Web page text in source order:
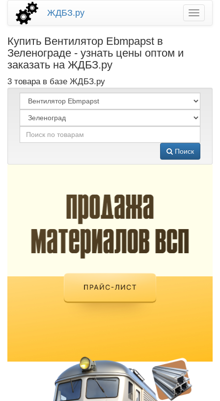
ЖДБЗ.ру
Купить Вентилятор Ebmpapst в
Зеленограде - узнать цены оптом и
заказать на ЖДБЗ.ру
3 товара в базе ЖДБЗ.ру
Поиск